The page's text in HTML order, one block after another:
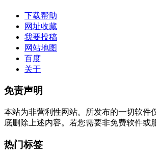
下载帮助
网址收藏
我要投稿
网站地图
百度
关于
免责声明
本站为非营利性网站。所发布的一切软件
底删除上述内容。若您需要非免费软件
热门标签